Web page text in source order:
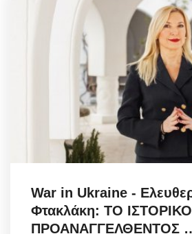
War in Ukraine -
Φτακλάκη: ΤΟ
ΠΡΟΑΝΑΓΓΕΛΘΕΝΤΟΣ